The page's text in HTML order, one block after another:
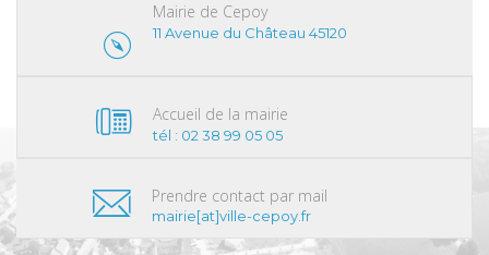
Mairie de Cepoy
11 Avenue du Château 45120
Accueil de la mairie
tél : 02 38 99 05 05
Prendre contact par mail
mairie[at]ville-cepoy.fr